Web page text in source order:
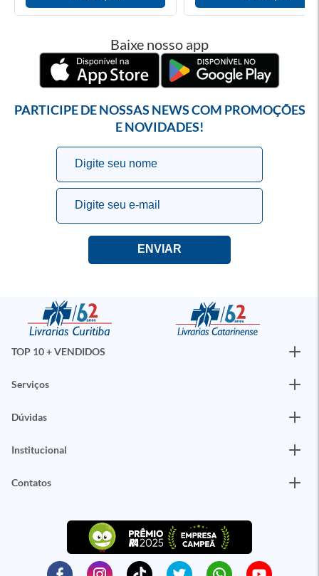
Baixe nosso app
PARTICIPE DE NOSSAS NEWS COM PROMOÇÕES
E NOVIDADES!
TOP 10 + VENDIDOS
Serviços
Dúvidas
Institucional
Contatos